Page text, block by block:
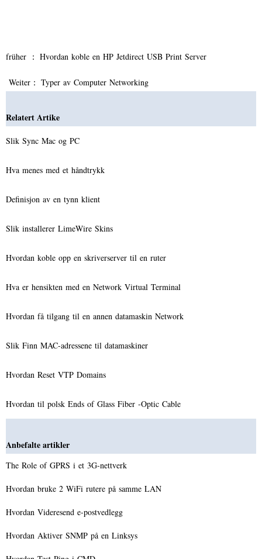
früher ： Hvordan koble en HP Jetdirect USB Print Server
Weiter： Typer av Computer Networking
Relatert Artike
Slik Sync Mac og PC
Hva menes med et håndtrykk
Definisjon av en tynn klient
Slik installerer LimeWire Skins
Hvordan koble opp en skriverserver til en ruter
Hva er hensikten med en Network Virtual Terminal
Hvordan få tilgang til en annen datamaskin Network
Slik Finn MAC-adressene til datamaskiner
Hvordan Reset VTP Domains
Hvordan til polsk Ends of Glass Fiber -Optic Cable
Anbefalte artikler
The Role of GPRS i et 3G-nettverk
Hvordan bruke 2 WiFi rutere på samme LAN
Hvordan Videresend e-postvedlegg
Hvordan Aktiver SNMP på en Linksys